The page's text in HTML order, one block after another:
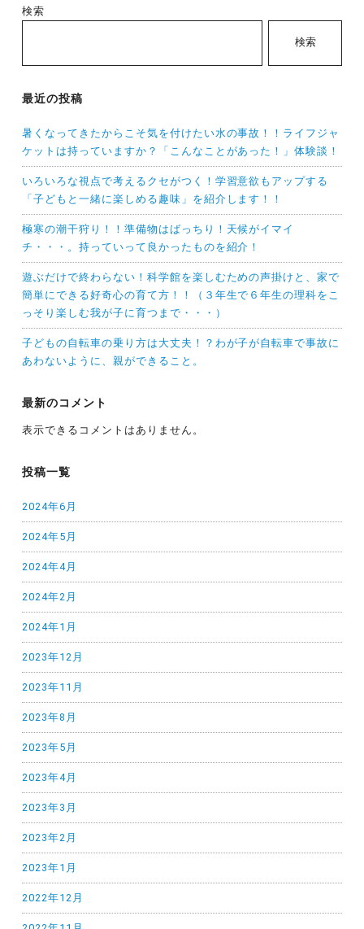
検索
検索
最近の投稿
暑くなってきたからこそ気を付けたい水の事故！！ライフジャ
ケットは持っていますか？「こんなことがあった！」体験談！
いろいろな視点で考えるクセがつく！学習意欲もアップする
「子どもと一緒に楽しめる趣味」を紹介します！！
極寒の潮干狩り！！準備物はばっちり！天候がイマイ
チ・・・。持っていって良かったものを紹介！
遊ぶだけで終わらない！科学館を楽しむための声掛けと、家で
簡単にできる好奇心の育て方！！（３年生で６年生の理科をこ
っそり楽しむ我が子に育つまで・・・）
子どもの自転車の乗り方は大丈夫！？わが子が自転車で事故に
あわないように、親ができること。
最新のコメント
表示できるコメントはありません。
投稿一覧
2024年6月
2024年5月
2024年4月
2024年2月
2024年1月
2023年12月
2023年11月
2023年8月
2023年5月
2023年4月
2023年3月
2023年2月
2023年1月
2022年12月